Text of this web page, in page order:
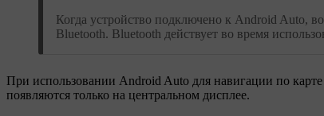
Когда устройство подключено к Android Auto,
Bluetooth. Bluetooth действует во время
При использовании Android Auto для навигации по
появляются только на центральном дисплее.